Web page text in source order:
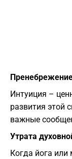
Интуиция –
развития этой
важные
Утрата
Когда йога